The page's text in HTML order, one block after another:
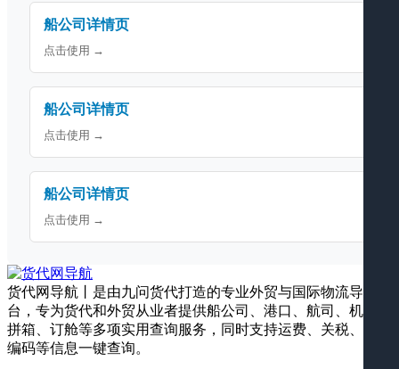
船公司详情页
点击使用 →
船公司详情页
点击使用 →
船公司详情页
点击使用 →
货代网导航丨是由九问货代打造的专业外贸与国际物流导航平
台，专为货代和外贸从业者提供船公司、港口、航司、机场、
拼箱、订舱等多项实用查询服务，同时支持运费、关税、海关
编码等信息一键查询。